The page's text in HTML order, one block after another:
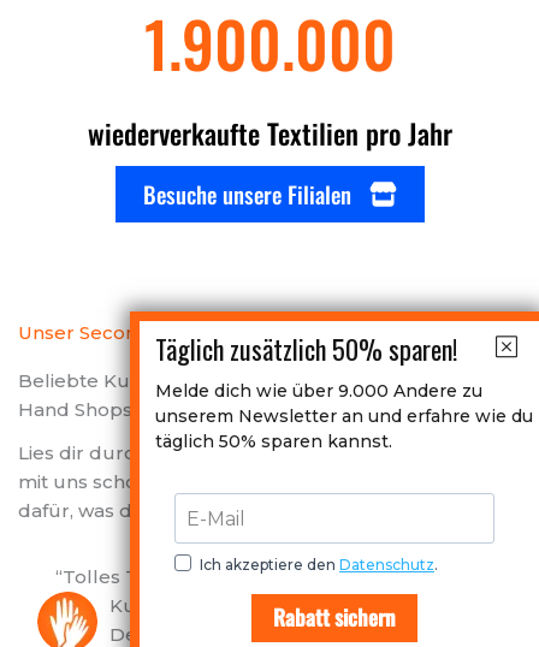
1.900.000
wiederverkaufte Textilien pro Jahr
Besuche unsere Filialen
Unser Second Hand Laden ist dein Anlaufpunkt
Beliebte Kundenbewertungen unserer Second
Hand Shops
Lies dir durch, welche Erfahrungen unseren Kunden
mit uns schon hatten und bekomme ein Gefühl
dafür, was dich bei SecondPlus erwartet.
★★★★★
“Tolles Team, alle sehr freundlich! Note 1*****”
Kundin aus 67150, Niederkirchen bei
Deidesheim
Melde dich wie über 9.000 Andere zu
unserem Newsletter an und erfahre wie du
täglich 50% sparen kannst.
Täglich zusätzlich 50% sparen!
Ich akzeptiere den Datenschutz.
Rabatt sichern